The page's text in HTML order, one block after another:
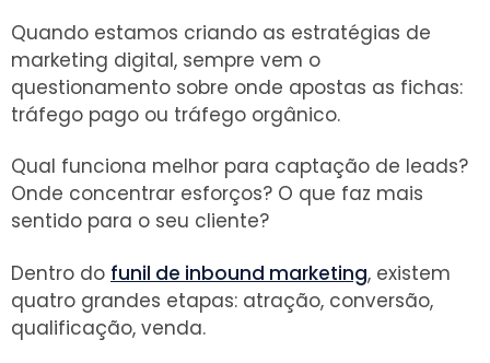
Quando estamos criando as estratégias de
marketing digital, sempre vem o
questionamento sobre onde apostas as fichas:
tráfego pago ou tráfego orgânico.
Qual funciona melhor para captação de leads?
Onde concentrar esforços? O que faz mais
sentido para o seu cliente?
Dentro do funil de inbound marketing, existem
quatro grandes etapas: atração, conversão,
qualificação, venda.